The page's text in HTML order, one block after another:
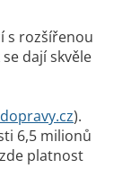
s rozšířenou
dají skvěle
).
6,5 milionů
platnost